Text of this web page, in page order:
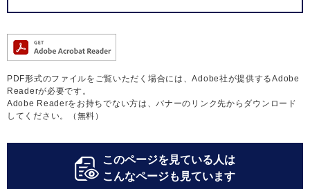
PDF形式のファイルをご覧いただく場合には、Adobe社が提供するAdobe
Readerが必要です。
Adobe Readerをお持ちでない方は、バナーのリンク先からダウンロード
してください。（無料）
このページを見ている人は
こんなページも見ています